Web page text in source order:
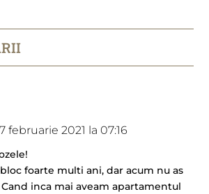
februarie 2021 la 07:16
foarte multi ani, dar acum nu as
inca mai aveam apartamentul